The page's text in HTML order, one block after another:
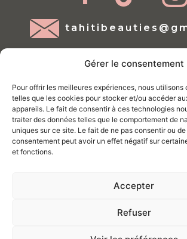
Gérer le consentement
Pour offrir les meilleures expériences, nous utilisons
telles que les cookies pour stocker et/ou accéder
appareils. Le fait de consentir à ces technologies
traiter des données telles que le comportement de
uniques sur ce site. Le fait de ne pas consentir ou
consentement peut avoir un effet négatif sur
et fonctions.
Accepter
Refuser
Mentions légales
Conditions d'utilisations
Politique de confidentialité
Conditions générales de vente